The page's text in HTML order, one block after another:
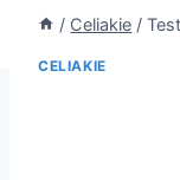
/ Celiakie /
CELIAKIE